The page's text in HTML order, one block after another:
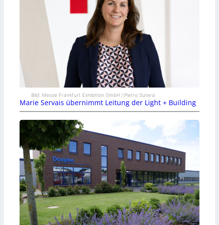
Bild: Messe Frankfurt Exhibition GmbH / Pietro Sutera
Marie Servais übernimmt Leitung der Light + Building